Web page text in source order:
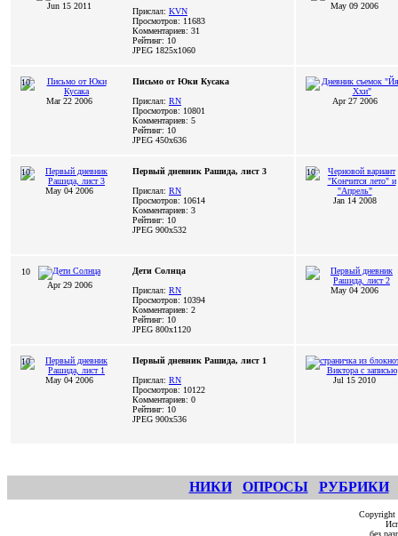
Jun 15 2011
Прислал: KVN
Просмотров: 11683
Комментариев: 31
Рейтинг: 10
JPEG 1825x1060
May 09 2006
10
Mar 22 2006
Письмо от Юки Кусака
Прислал: RN
Просмотров: 10801
Комментариев: 5
Рейтинг: 10
JPEG 450x636
Apr 27 2006
10
May 04 2006
Первый дневник Рашида, лист 3
Прислал: RN
Просмотров: 10614
Комментариев: 3
Рейтинг: 10
JPEG 900x532
10
Jan 14 2008
10
Apr 29 2006
Дети Солнца
Прислал: RN
Просмотров: 10394
Комментариев: 2
Рейтинг: 10
JPEG 800x1120
May 04 2006
10
May 04 2006
Первый дневник Рашида, лист 1
Прислал: RN
Просмотров: 10122
Комментариев: 0
Рейтинг: 10
JPEG 900x536
Jul 15 2010
НИКИ ОПРОСЫ РУБРИКИ
без